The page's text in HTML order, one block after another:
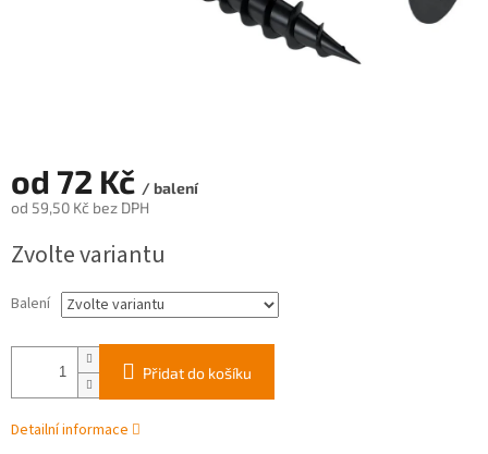
od 72 Kč / balení
od 59,50 Kč bez DPH
cena:
Zvolte variantu
Balení
Přidat do košíku
Detailní informace